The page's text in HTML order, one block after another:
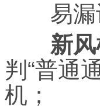
易漏设
新风
判“普通
机；